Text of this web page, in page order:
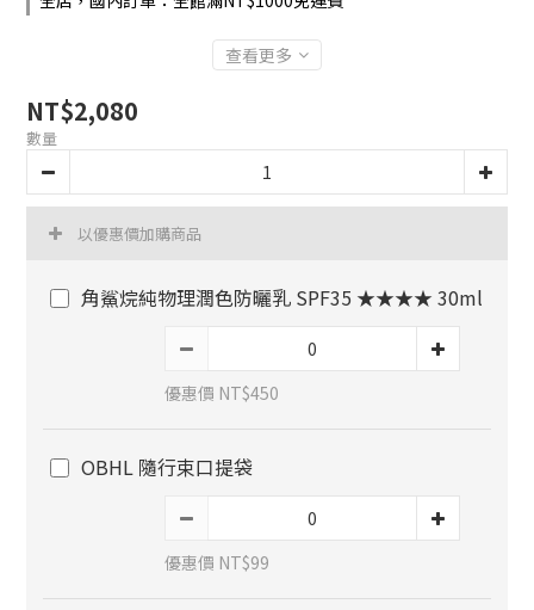
查看更多
NT$2,080
數量
以優惠價加購商品
角鯊烷純物理潤色防曬乳 SPF35 ★★★★ 30ml
優惠價 NT$450
OBHL 隨行束口提袋
優惠價 NT$99